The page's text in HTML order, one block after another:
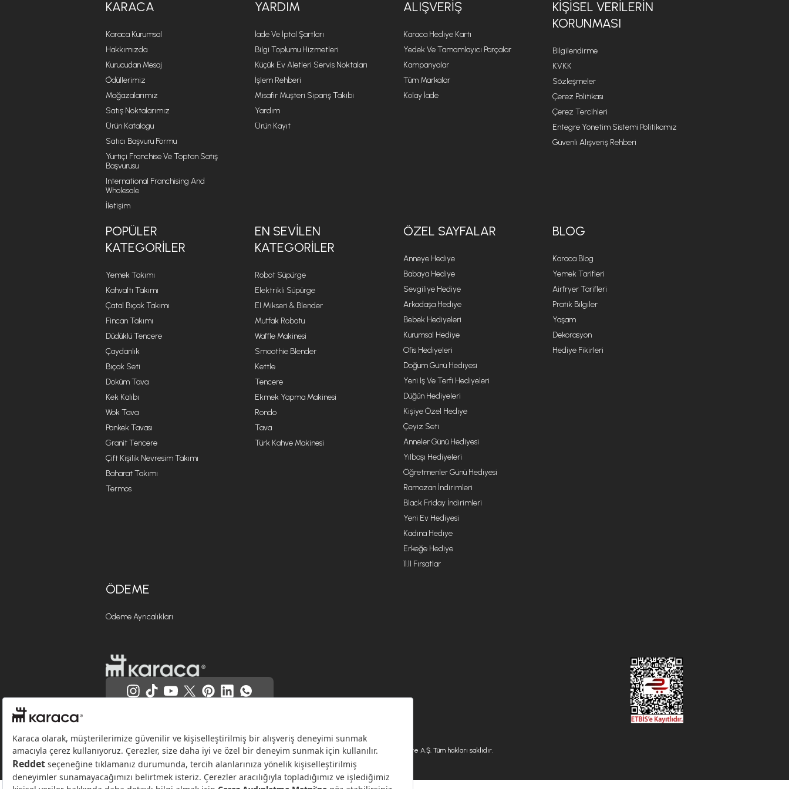
KARACA
Karaca Kurumsal
Hakkımızda
Kurucudan Mesaj
Ödüllerimiz
Mağazalarımız
Satış Noktalarımız
Ürün Katalogu
Satıcı Başvuru Formu
Yurtiçi Franchise Ve Toptan Satış
Başvurusu
International Franchising And
Wholesale
İletişim
YARDIM
İade Ve İptal Şartları
Bilgi Toplumu Hizmetleri
Küçük Ev Aletleri Servis Noktaları
İşlem Rehberi
Misafir Müşteri Sipariş Takibi
Yardım
Ürün Kayıt
ALIŞVERIŞ
Karaca Hediye Kartı
Yedek Ve Tamamlayıcı Parçalar
Kampanyalar
Tüm Markalar
Kolay İade
KIŞISEL VERILERIN
KORUNMASI
Bilgilendirme
KVKK
Sözleşmeler
Çerez Politikası
Çerez Tercihleri
Entegre Yönetim Sistemi Politikamız
Güvenli Alışveriş Rehberi
POPÜLER
KATEGORILER
Yemek Takımı
Kahvaltı Takımı
Çatal Bıçak Takımı
Fincan Takımı
Düdüklü Tencere
Çaydanlık
Bıçak Seti
Döküm Tava
Kek Kalıbı
Wok Tava
Pankek Tavası
Granit Tencere
Çift Kişilik Nevresim Takımı
Baharat Takımı
Termos
EN SEVILEN
KATEGORILER
Robot Süpürge
Elektrikli Süpürge
El Mikseri & Blender
Mutfak Robotu
Waffle Makinesi
Smoothie Blender
Kettle
Tencere
Ekmek Yapma Makinesi
Rondo
Tava
Türk Kahve Makinesi
ÖZEL SAYFALAR
Anneye Hediye
Babaya Hediye
Sevgiliye Hediye
Arkadaşa Hediye
Bebek Hediyeleri
Kurumsal Hediye
Ofis Hediyeleri
Doğum Günü Hediyesi
Yeni Iş Ve Terfi Hediyeleri
Düğün Hediyeleri
Kişiye Özel Hediye
Çeyiz Seti
Anneler Günü Hediyesi
Yılbaşı Hediyeleri
Öğretmenler Günü Hediyesi
Ramazan İndirimleri
Black Friday İndirimleri
Yeni Ev Hediyesi
Kadına Hediye
Erkeğe Hediye
11.11 Fırsatlar
BLOG
Karaca Blog
Yemek Tarifleri
Airfryer Tarifleri
Pratik Bilgiler
Yaşam
Dekorasyon
Hediye Fikirleri
ÖDEME
Ödeme Ayrıcalıkları
Karaca.com © 2026 - Karaca Züccaciye A.Ş. Tüm hakları saklıdır.